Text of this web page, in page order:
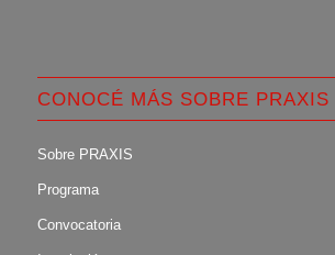
CONOCÉ MÁS SOBRE PRAXIS
Sobre PRAXIS
Programa
Convocatoria